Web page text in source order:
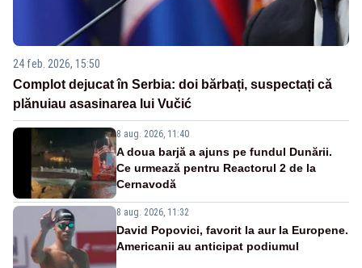
24 feb. 2026, 15:50
Complot dejucat în Serbia: doi bărbați, suspectați că
plănuiau asasinarea lui Vučić
8 aug. 2026, 11:40
A doua barjă a ajuns pe fundul Dunării.
Ce urmează pentru Reactorul 2 de la
Cernavodă
8 aug. 2026, 11:32
David Popovici, favorit la aur la Europene.
Americanii au anticipat podiumul